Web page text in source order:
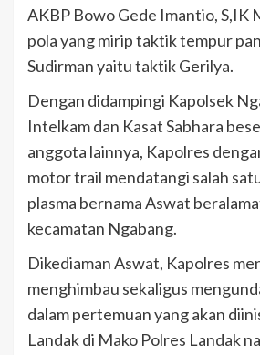
AKBP Bowo Gede Imantio, S,IK
pola yang mirip taktik tempur
Sudirman yaitu taktik Gerilya.
Dengan didampingi Kapolsek
Intelkam dan Kasat Sabhara
anggota lainnya, Kapolres
motor trail mendatangi salah
plasma bernama Aswat
kecamatan Ngabang.
Dikediaman Aswat, Kapolres
menghimbau sekaligus
dalam pertemuan yang akan
Landak di Mako Polres Landak